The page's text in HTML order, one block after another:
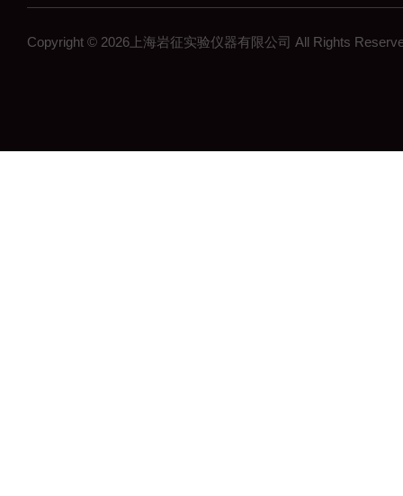
Copyright © 2026上海岩征实验仪器有限公司 All Rights